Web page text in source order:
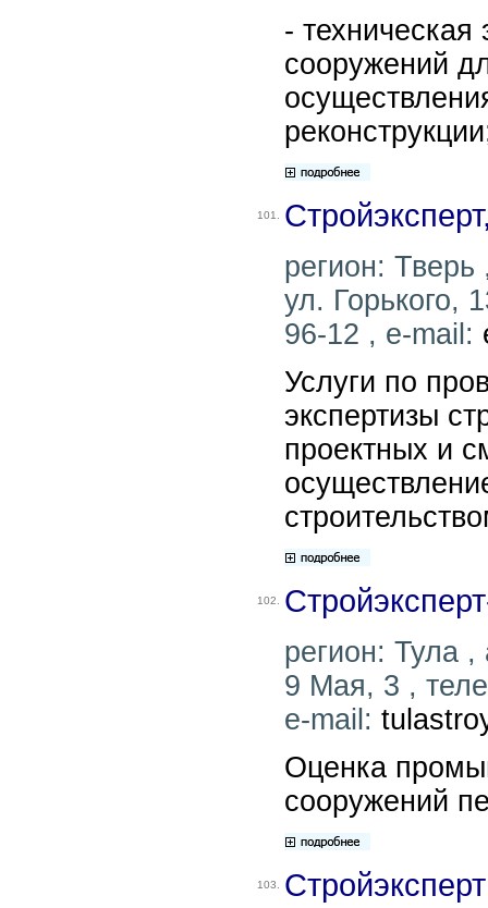
- техническая
сооружений
101.
регион: Тверь
ул. Горького,
96-12 , e-mail:
Услуги по
экспертизы
проектных и
102.
регион: Тула ,
9 Мая, 3 ,
e-mail:
Оценка
сооружений
103.